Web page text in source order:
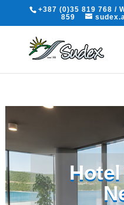
+387 (0)35 819 768 /
859